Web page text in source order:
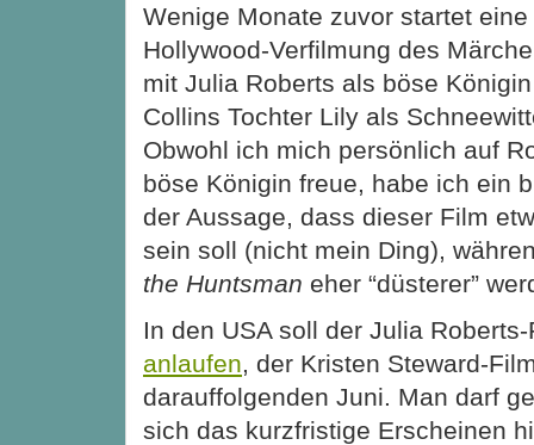
Wenige Monate zuvor startet
Hollywood-Verfilmung des
mit Julia Roberts als böse
Collins Tochter Lily als
Obwohl ich mich persönlich auf
böse Königin freue, habe ich ein
der Aussage, dass dieser Film
sein soll (nicht mein Ding),
the Huntsman eher “düsterer”
In den USA soll der Julia
anlaufen, der Kristen Steward-
darauffolgenden Juni. Man darf
sich das kurzfristige Erscheinen